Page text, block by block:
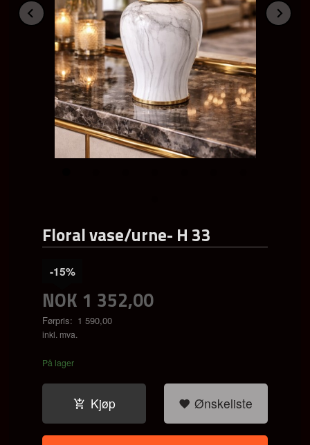
Prev
Floral vase/urne- H 33
NOK 1 352,00
Førpris: 1 590,00
Rabatt
-15%
inkl. mva.
På lager
Kjøp Ønskeliste